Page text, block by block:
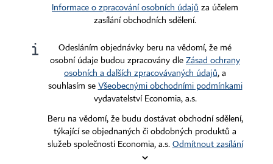
Economia
Ochrana osobních údajů
Nastavení soukromí
Všeobecné smluvní podmínky
Koupit / darovat předplatné
Informace o zpracování osobních údajů za účelem
zasílání obchodních sdělení.
Odesláním objednávky beru na vědomí, že mé
osobní údaje budou zpracovány dle Zásad ochrany
osobních a dalších zpracovávaných údajů, a
souhlasím se Všeobecnými obchodními podmínkami
vydavatelství Economia, a.s.
Beru na vědomí, že budu dostávat obchodní sdělení,
týkající se objednaných či obdobných produktů a
služeb společnosti Economia, a.s. Odmítnout zasílání